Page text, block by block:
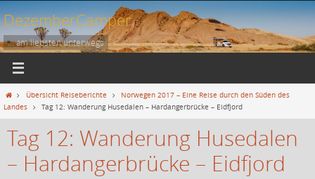
Zum
Inhalt
springen
DezemberCamper
... am liebsten unterwegs
StartÜbersicht Reiseberichte
Norwegen 2017 – Eine Reise durch den Süden des
Landes
Tag 12: Wanderung Husedalen – Hardangerbrücke – Eidfjord
Tag 12: Wanderung Husedalen
– Hardangerbrücke – Eidfjord